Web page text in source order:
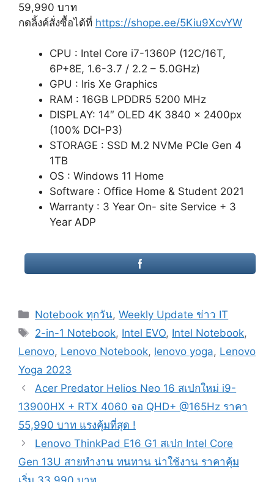
59,990 บาท
กดลิ้งค์สั่งซื้อได้ที่ https://shope.ee/5Kiu9XcvYW
CPU : Intel Core i7-1360P (12C/16T,
6P+8E, 1.6-3.7 / 2.2 – 5.0GHz)
GPU : Iris Xe Graphics
RAM : 16GB LPDDR5 5200 MHz
DISPLAY: 14″ OLED 4K 3840 x 2400px
(100% DCI-P3)
STORAGE : SSD M.2 NVMe PCIe Gen 4
1TB
OS : Windows 11 Home
Software : Office Home & Student 2021
Warranty : 3 Year On- site Service + 3
Year ADP
Categories
Notebook ทุกวัน,Weekly Update ข่าว IT
Tags
2-in-1 Notebook, Intel EVO, Intel Notebook,
Lenovo, Lenovo Notebook, lenovo yoga, Lenovo
Yoga 2023
Post
navigation
Acer Predator Helios Neo 16 สเปกใหม่ i9-
13900HX + RTX 4060 จอ QHD+ @165Hz ราคา
55,990 บาท แรงคุ้มที่สุด !
Lenovo ThinkPad E16 G1 สเปก Intel Core
Gen 13U สายทำงาน ทนทาน น่าใช้งาน ราคาคุ้ม